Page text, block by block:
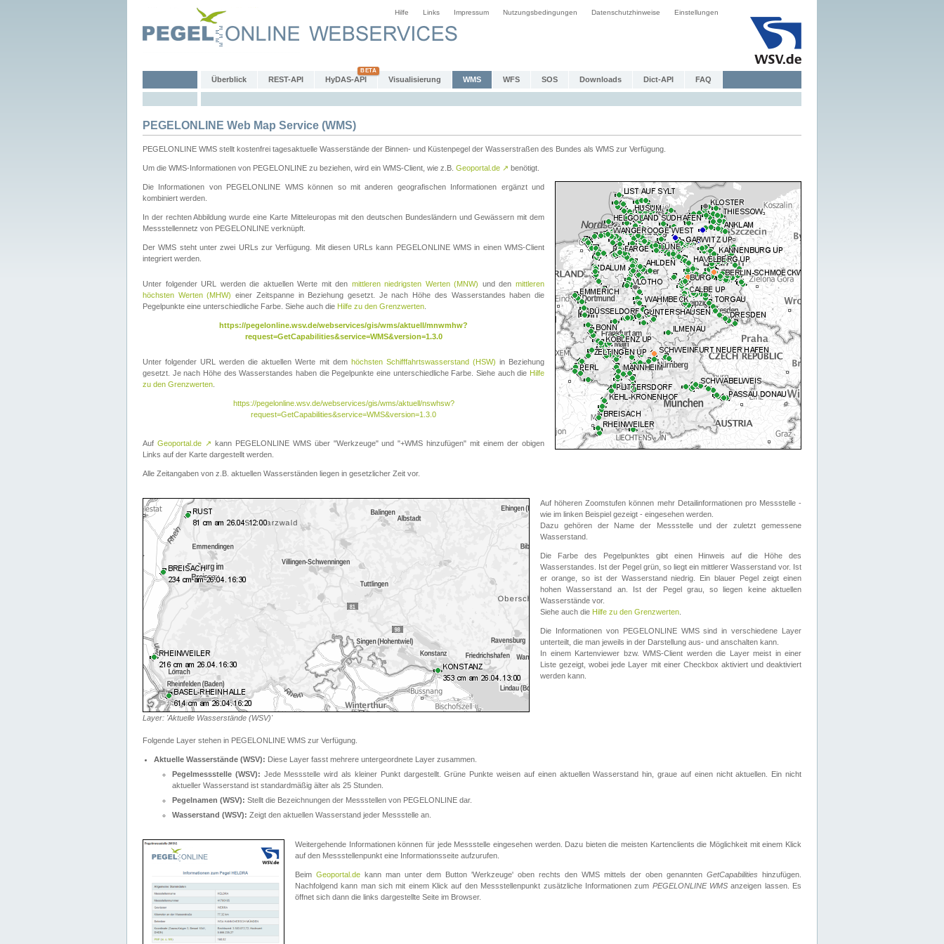
Hilfe Links Impressum Nutzungsbedingungen Datenschutzhinweise Einstellungen
Überblick REST-API HyDAS-API Visualisierung WMS WFS SOS Downloads Dict-API FAQ
PEGELONLINE Web Map Service (WMS)
PEGELONLINE WMS stellt kostenfrei tagesaktuelle Wasserstände der Binnen- und Küstenpegel der Wasserstraßen des Bundes als WMS zur Verfügung.
Um die WMS-Informationen von PEGELONLINE zu beziehen, wird ein WMS-Client, wie z.B. Geoportal.de ↗ benötigt.
Die Informationen von PEGELONLINE WMS können so mit anderen geografischen Informationen ergänzt und
kombiniert werden.
In der rechten Abbildung wurde eine Karte Mitteleuropas mit den deutschen Bundesländern und Gewässern mit dem
Messstellennetz von PEGELONLINE verknüpft.
Der WMS steht unter zwei URLs zur Verfügung. Mit diesen URLs kann PEGELONLINE WMS in einen WMS-Client
integriert werden.
Unter folgender URL werden die aktuellen Werte mit den mittleren niedrigsten Werten (MNW) und denmittleren
höchsten Werten (MHW) einer Zeitspanne in Beziehung gesetzt. Je nach Höhe des Wasserstandes haben die
Pegelpunkte eine unterschiedliche Farbe. Siehe auch die Hilfe zu den Grenzwerten
https://pegelonline.wsv.de/webservices/gis/wms/aktuell/mnwmhw?
request=GetCapabilities&service=WMS&version=1.3.0
Unter folgender URL werden die aktuellen Werte mit dem höchsten Schifffahrtswasserstand (HSW) in Beziehung
gesetzt. Je nach Höhe des Wasserstandes haben die Pegelpunkte eine unterschiedliche Farbe. Siehe auch die Hilfe
zu den Grenzwerten
https://pegelonline.wsv.de/webservices/gis/wms/aktuell/nswhsw?
request=GetCapabilities&service=WMS&version=1.3.0
Auf Geoportal.de ↗ kann PEGELONLINE WMS über "Werkzeuge" und "+WMS hinzufügen" mit einem der obigen
Links auf der Karte dargestellt werden.
Alle Zeitangaben von z.B. aktuellen Wasserständen liegen in gesetzlicher Zeit vor.
Layer: 'Aktuelle Wasserstände (WSV)'
Auf höheren Zoomstufen können mehr Detailinformationen pro Messstelle -
wie im linken Beispiel gezeigt - eingesehen werden.
Dazu gehören der Name der Messstelle und der zuletzt gemessene
Wasserstand.
Die Farbe des Pegelpunktes gibt einen Hinweis auf die Höhe des
Wasserstandes. Ist der Pegel grün, so liegt ein mittlerer Wasserstand vor. Ist
er orange, so ist der Wasserstand niedrig. Ein blauer Pegel zeigt einen
hohen Wasserstand an. Ist der Pegel grau, so liegen keine aktuellen
Wasserstände vor.
Siehe auch die Hilfe zu den Grenzwerten
Die Informationen von PEGELONLINE WMS sind in verschiedene Layer
unterteilt, die man jeweils in der Darstellung aus- und anschalten kann.
In einem Kartenviewer bzw. WMS-Client werden die Layer meist in einer
Liste gezeigt, wobei jede Layer mit einer Checkbox aktiviert und deaktiviert
werden kann.
Folgende Layer stehen in PEGELONLINE WMS zur Verfügung.
Aktuelle Wasserstände (WSV): Diese Layer fasst mehrere untergeordnete Layer zusammen.
Pegelmessstelle (WSV): Jede Messstelle wird als kleiner Punkt dargestellt. Grüne Punkte weisen auf einen aktuellen Wasserstand hin, graue auf einen nicht aktuellen. Ein nicht
aktueller Wasserstand ist standardmäßig älter als 25 Stunden.
Pegelnamen (WSV): Stellt die Bezeichnungen der Messstellen von PEGELONLINE dar.
Wasserstand (WSV): Zeigt den aktuellen Wasserstand jeder Messstelle an.
Weitergehende Informationen können für jede Messstelle eingesehen werden. Dazu bieten die meisten Kartenclients die Möglichkeit mit einem Klick
auf den Messstellenpunkt eine Informationsseite aufzurufen.
Beim Geoportal.de kann man unter dem Button 'Werkzeuge' oben rechts den WMS mittels der oben genannten GetCapabilities hinzufügen.
Nachfolgend kann man sich mit einem Klick auf den Messstellenpunkt zusätzliche Informationen zum PEGELONLINE WMSanzeigen lassen. Es
öffnet sich dann die links dargestellte Seite im Browser.